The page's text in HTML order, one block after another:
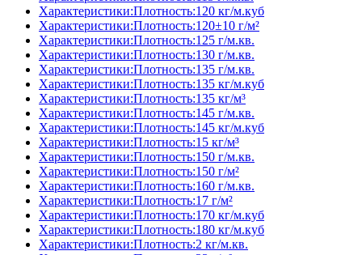
Характеристики:Плотность:120 кг/м.куб
Характеристики:Плотность:120±10 г/м²
Характеристики:Плотность:125 г/м.кв.
Характеристики:Плотность:130 г/м.кв.
Характеристики:Плотность:135 г/м.кв.
Характеристики:Плотность:135 кг/м.куб
Характеристики:Плотность:135 кг/м³
Характеристики:Плотность:145 г/м.кв.
Характеристики:Плотность:145 кг/м.куб
Характеристики:Плотность:15 кг/м³
Характеристики:Плотность:150 г/м.кв.
Характеристики:Плотность:150 г/м²
Характеристики:Плотность:160 г/м.кв.
Характеристики:Плотность:17 г/м²
Характеристики:Плотность:170 кг/м.куб
Характеристики:Плотность:180 кг/м.куб
Характеристики:Плотность:2 кг/м.кв.